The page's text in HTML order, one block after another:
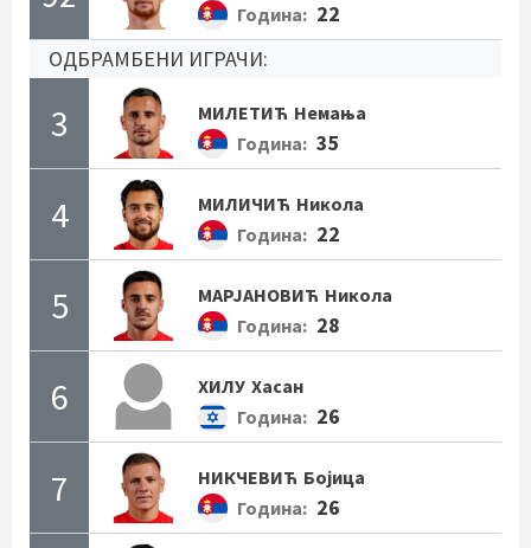
Година: 22
ОДБРАМБЕНИ ИГРАЧИ:
3 МИЛЕТИЋ Немања
Година: 35
4 МИЛИЧИЋ Никола
Година: 22
5 МАРЈАНОВИЋ Никола
Година: 28
6 ХИЛУ Хасан
Година: 26
7 НИКЧЕВИЋ Бојица
Година: 26